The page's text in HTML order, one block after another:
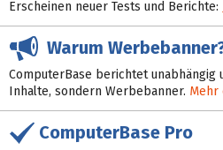
Erscheinen neuer Tests und Berichte:
Warum
ComputerBase berichtet unabhängig
Inhalte, sondern Werbebanner. Mehr
ComputerBase Pro